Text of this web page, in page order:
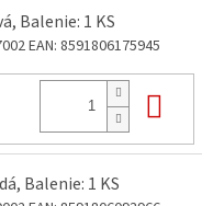
Balenie: 1 KS
EAN: 8591806175945
Balenie: 1 KS